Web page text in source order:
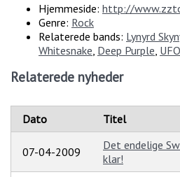
Hjemmeside: http://
Genre: Rock
Relaterede bands: Lynyrd
Whitesnake Deep Purple UFO
Relaterede nyheder
Dato Titel
07-04-2009
Det endelige
klar!